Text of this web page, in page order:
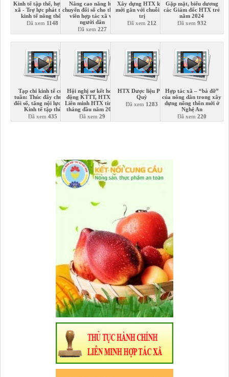
Kinh tế tập thể, hợp tác
xã - Trợ lực phát triển
kinh tế nông thôn
Đã xem 1148
Nâng cao năng lực
chuyển đổi số cho thành
viên hợp tác xã và
người dân
Đã xem 227
Xây dựng HTX kiểu
mới gắn với chuỗi giá
trị
Đã xem212
Gặp mặt, biểu dương
các Giám đốc HTX trẻ
năm 2024
Đã xem 932
Tạp chí kinh tế cuối
tuần: Thúc đẩy chuyển
đổi số, tăng nội lực cho
Kinh tế tập thể
Đã xem 435
Hội nghị sơ kết hoạt
động KTTT, HTX và
Liên minh HTX tỉnh 6
tháng đầu năm 2026
Đã xem 29
HTX Dược liệu Phủ
Quỳ
Đã xem 1283
Hợp tác xã – “bà đỡ”
của nông dân trong xây
dựng nông thôn mới ở
Nghệ An
Đã xem 220